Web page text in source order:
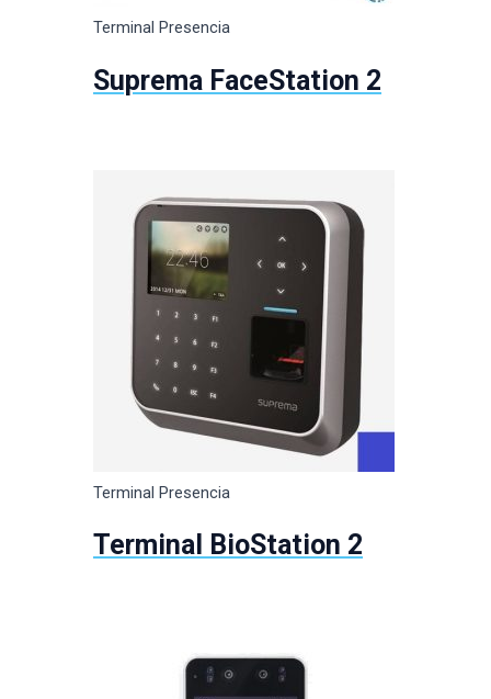
Terminal Presencia
Suprema FaceStation 2
Terminal Presencia
Terminal BioStation 2